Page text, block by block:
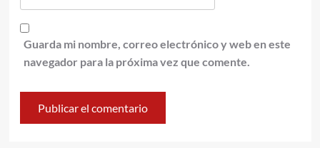
Guarda mi nombre, correo electrónico y web en este
navegador para la próxima vez que comente.